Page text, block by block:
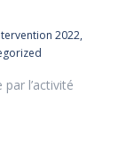
2022,
l’activité